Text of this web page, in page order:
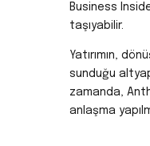
Business
taşıyabilir.
Yatırımın,
sunduğu
zamanda,
anlaşma